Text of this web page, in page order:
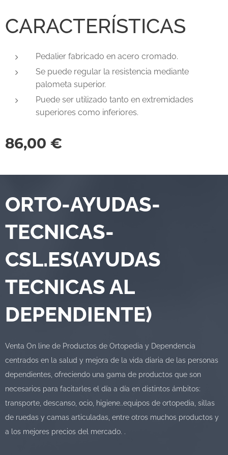
CARACTERÍSTICAS
Pedalier fabricado en acero cromado.
Se puede regular la resistencia mediante
palometa superior.
Puede ser utilizado tanto en extremidades
superiores como inferiores.
86,00 €
ORTO-AYUDAS-
TECNICAS-
CSL.ES(AYUDAS
TECNICAS AL
DEPENDIENTE)
Venta On line de Productos de Ortopedia y Dependencia
centrados en la salud y mejora de la vida diaria de las personas
dependientes, ofreciendo una gama de productos que son
necesarios para facitarles el día a día en distintos ámbitos:
transporte, descanso, ocio, higiene..equipos de ortopedia, sillas
de ruedas y camas articuladas, entre otros muchos productos y
a los mejores precios del mercado. .